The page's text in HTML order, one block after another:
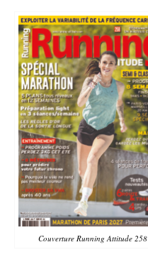
Couverture Running Attitude 258